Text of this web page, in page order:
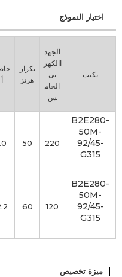
اختيار النموذج
يكتب
الجهد
االكهر
بى
الخام
س
تكرار
هرتز
أ
B2E280-
50M-
92/45-
G315
220
50
B2E280-
50M-
92/45-
G315
120
60
ميزة تخصيص